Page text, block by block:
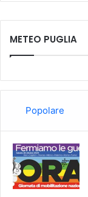
METEO PUGLIA
Popolare